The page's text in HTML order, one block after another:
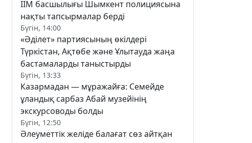
ІІМ басшылығы Шымкент полициясына
нақты тапсырмалар берді
Бүгін, 14:00
«Әділет» партиясының өкілдері
Түркістан, Ақтөбе және Ұлытауда жаңа
бастамаларды таныстырды
Бүгін, 13:33
Казармадан — мұражайға: Семейде
ұландық сарбаз Абай музейінің
экскурсоводы болды
Бүгін, 12:50
Әлеуметтік желіде балағат сөз айтқан